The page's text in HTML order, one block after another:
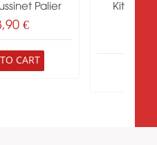
Palier
€
CART
Kit